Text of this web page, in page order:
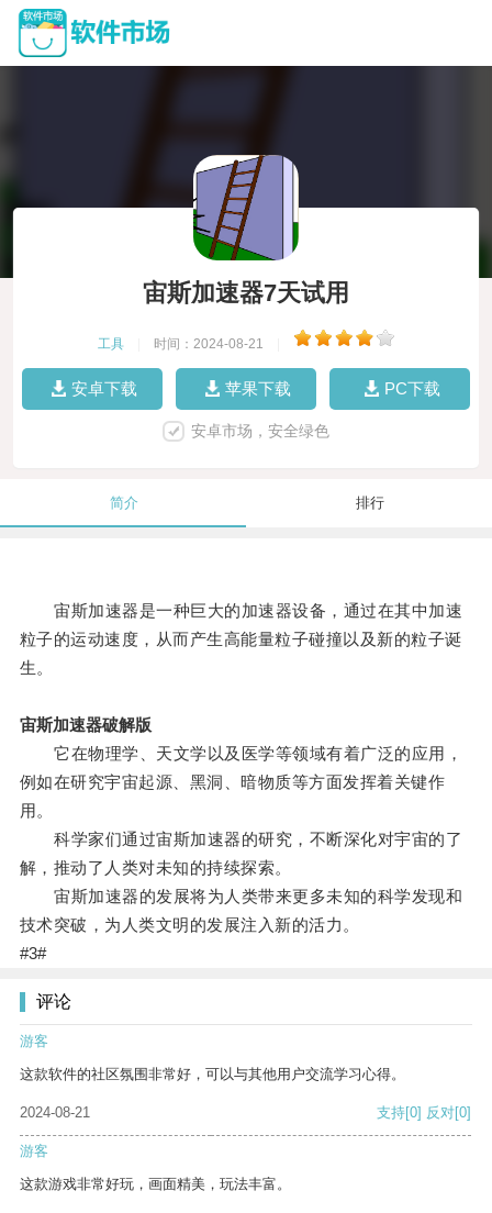
宙斯加速器7天试用
工具 时间：2024-08-21
安卓下载 苹果下载 PC下载
安卓市场，安全绿色
简介 排行
宙斯加速器是一种巨大的加速器设备，通过在其中加速
粒子的运动速度，从而产生高能量粒子碰撞以及新的粒子诞
生。
宙斯加速器破解版
它在物理学、天文学以及医学等领域有着广泛的应用，
例如在研究宇宙起源、黑洞、暗物质等方面发挥着关键作
用。
科学家们通过宙斯加速器的研究，不断深化对宇宙的了
解，推动了人类对未知的持续探索。
宙斯加速器的发展将为人类带来更多未知的科学发现和
技术突破，为人类文明的发展注入新的活力。
#3#
评论
游客
这款软件的社区氛围非常好，可以与其他用户交流学习心得。
2024-08-21 支持[0] 反对[0]
游客
这款游戏非常好玩，画面精美，玩法丰富。